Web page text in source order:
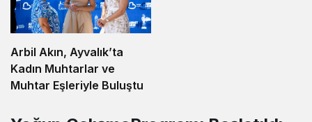
Arbil Akın, Ayvalık’ta
Kadın Muhtarlar ve
Muhtar Eşleriyle Buluştu